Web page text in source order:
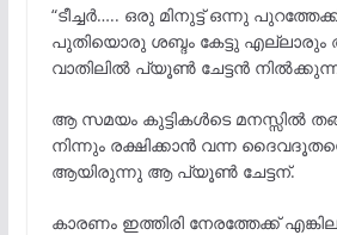
“ടീച്ചർ….. ഒരു മിനുട്ട് ഒന്നു
പുതിയൊരു ശബ്ദം കേട്ടു എല്ലാരും
വാതിലിൽ പ്യൂൺ ചേട്ടൻ
ആ സമയം കുട്ടികൾടെ മനസ്സിൽ
നിന്നും രക്ഷിക്കാൻ വന്ന
ആയിരുന്നു ആ പ്യൂൺ ചേട്ടന്.
കാരണം ഇത്തിരി നേരത്തേക്ക്